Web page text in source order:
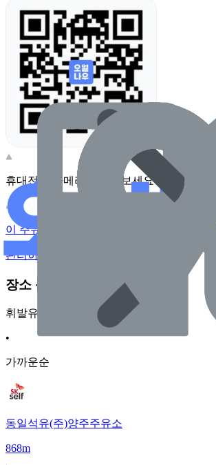
휴대전화 카메라로 찍어보세요
이 주유소의 사장님이신가요?
관리하기
장소 근처 주유소
휘발유
•
가까운순
동일석유(주)양주주유소
868m